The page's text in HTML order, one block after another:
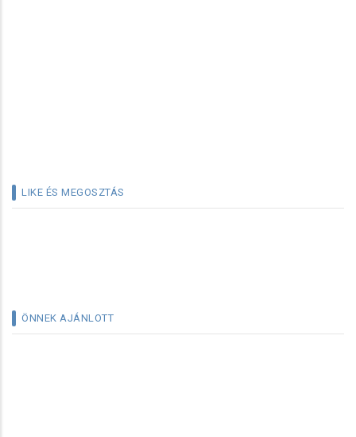
LIKE ÉS MEGOSZTÁS
ÖNNEK AJÁNLOTT